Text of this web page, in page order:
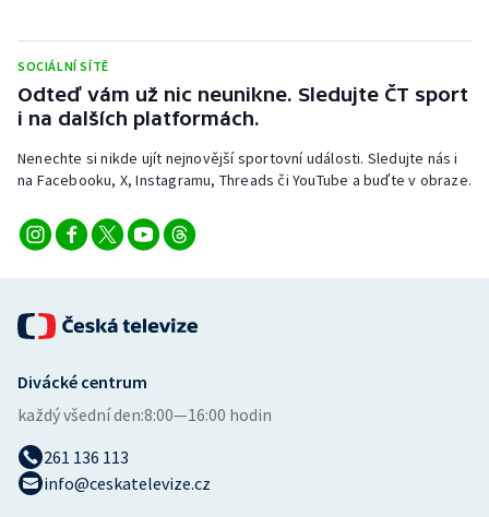
Rychlobruslení
Rychlostní kanoistika
Short track
Sportovní střelba
Stolní tenis
Triatlon
Veslování
Volejbal
SOCIÁLNÍ SÍTĚ
Odteď vám už nic neunikne. Sledujte ČT sport
i na dalších platformách.
Nenechte si nikde ujít nejnovější sportovní události. Sledujte nás i
na Facebooku, X, Instagramu, Threads či YouTube a buďte v obraze.
Divácké centrum
každý všední den:8:00—16:00 hodin
261 136 113
info@ceskatelevize.cz